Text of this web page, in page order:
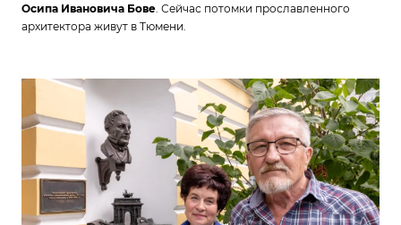
Осипа Ивановича Бове . Сейчас потомки прославленного
архитектора живут в Тюмени.